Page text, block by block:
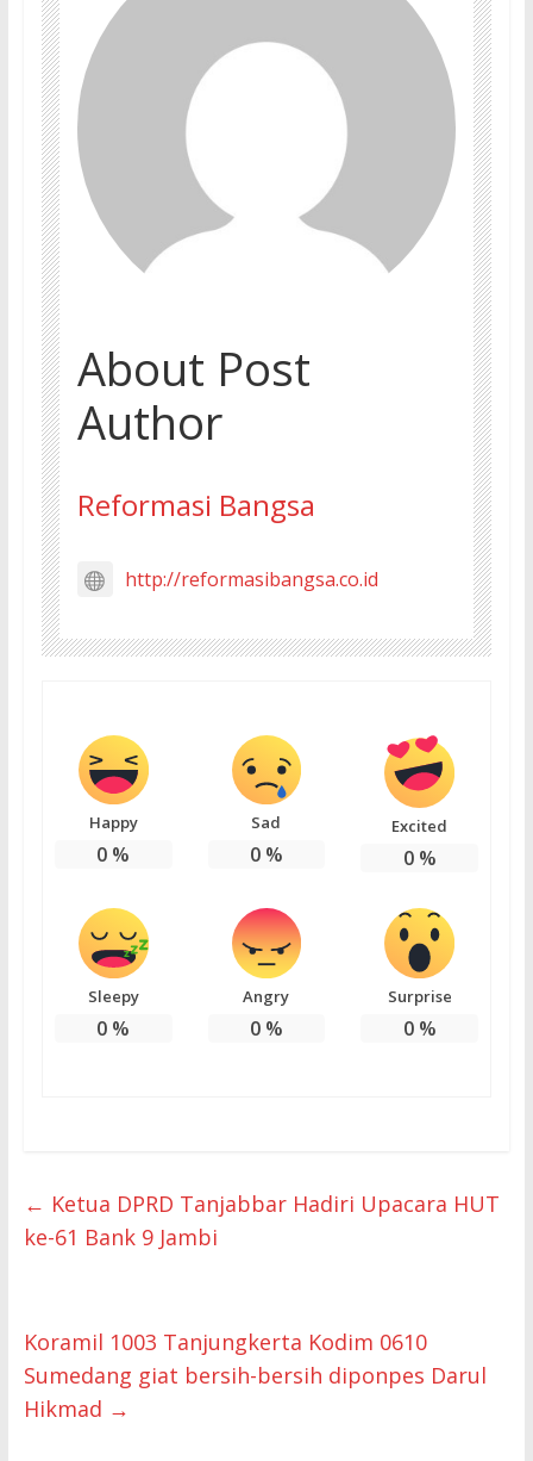
About Post
Author
Reformasi Bangsa
http://reformasibangsa.co.id
Happy
0 %
Sad
0%
Excited
0%
Sleepy
0 %
Angry
0%
Surprise
0%
← Ketua DPRD Tanjabbar Hadiri Upacara HUT
ke-61 Bank 9 Jambi
Koramil 1003 Tanjungkerta Kodim 0610
Sumedang giat bersih-bersih diponpes Darul
Hikmad →